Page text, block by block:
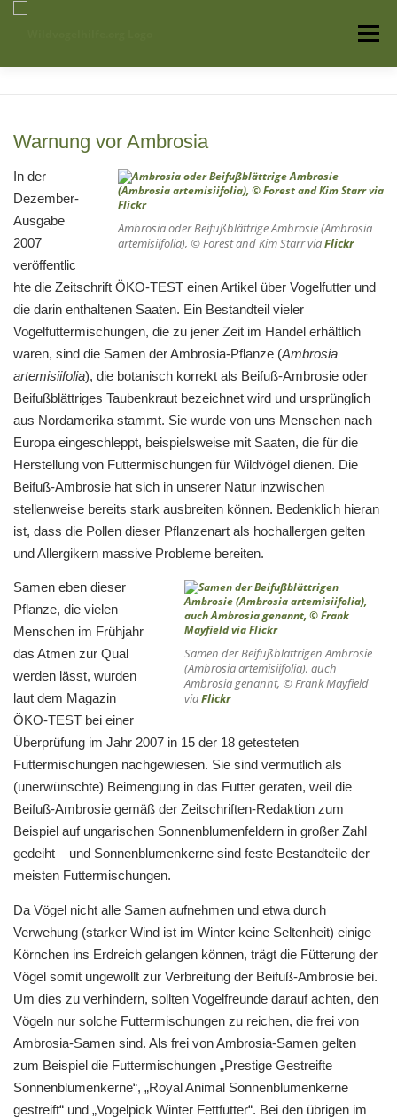
Menü
Auffangstationen
Warnung vor Ambrosia
Ambrosia oder Beifußblättrige Ambrosie (Ambrosia
artemisiifolia), © Forest and Kim Starr viaFlickr
In der
Dezember-
Ausgabe
2007
veröffentlic
hte die Zeitschrift ÖKO-TEST einen Artikel über Vogelfutter und
die darin enthaltenen Saaten. Ein Bestandteil vieler
Vogelfuttermischungen, die zu jener Zeit im Handel erhältlich
waren, sind die Samen der Ambrosia-Pflanze (Ambrosia
artemisiifolia), die botanisch korrekt als Beifuß-Ambrosie oder
Beifußblättriges Taubenkraut bezeichnet wird und ursprünglich
aus Nordamerika stammt. Sie wurde von uns Menschen nach
Europa eingeschleppt, beispielsweise mit Saaten, die für die
Herstellung von Futtermischungen für Wildvögel dienen. Die
Beifuß-Ambrosie hat sich in unserer Natur inzwischen
stellenweise bereits stark ausbreiten können. Bedenklich hieran
ist, dass die Pollen dieser Pflanzenart als hochallergen gelten
und Allergikern massive Probleme bereiten.
Samen der Beifußblättrigen Ambrosie
(Ambrosia artemisiifolia), auch
Ambrosia genannt, © Frank Mayfield
viaFlickr
Samen eben dieser
Pflanze, die vielen
Menschen im Frühjahr
das Atmen zur Qual
werden lässt, wurden
laut dem Magazin
ÖKO-TEST bei einer
Überprüfung im Jahr 2007 in 15 der 18 getesteten
Futtermischungen nachgewiesen. Sie sind vermutlich als
(unerwünschte) Beimengung in das Futter geraten, weil die
Beifuß-Ambrosie gemäß der Zeitschriften-Redaktion zum
Beispiel auf ungarischen Sonnenblumenfeldern in großer Zahl
gedeiht – und Sonnenblumenkerne sind feste Bestandteile der
meisten Futtermischungen.
Da Vögel nicht alle Samen aufnehmen und etwa durch
Verwehung (starker Wind ist im Winter keine Seltenheit) einige
Körnchen ins Erdreich gelangen können, trägt die Fütterung der
Vögel somit ungewollt zur Verbreitung der Beifuß-Ambrosie bei.
Um dies zu verhindern, sollten Vogelfreunde darauf achten, den
Vögeln nur solche Futtermischungen zu reichen, die frei von
Ambrosia-Samen sind. Als frei von Ambrosia-Samen gelten
zum Beispiel die Futtermischungen „Prestige Gestreifte
Sonnenblumenkerne“, „Royal Animal Sonnenblumenkerne
gestreift“ und „Vogelpick Winter Fettfutter“. Bei den übrigen im